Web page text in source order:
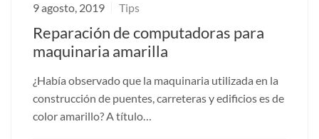
9 agosto, 2019 Tips
Reparación de computadoras para
maquinaria amarilla
¿Había observado que la maquinaria utilizada en la
construcción de puentes, carreteras y edificios es de
color amarillo? A título…